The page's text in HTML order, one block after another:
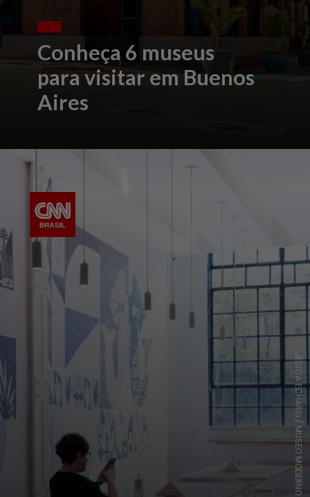
Conheça 6 museus
para visitar em Buenos
Aires
JESICA ECHARRI / MUSEO MODERNO